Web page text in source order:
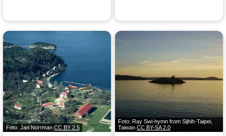
Foto: Jan Norrman CC BY 2.5
Foto: Ray Swi-hymn from Sijhih-Taipei,
Taiwan CC BY-SA 2.0